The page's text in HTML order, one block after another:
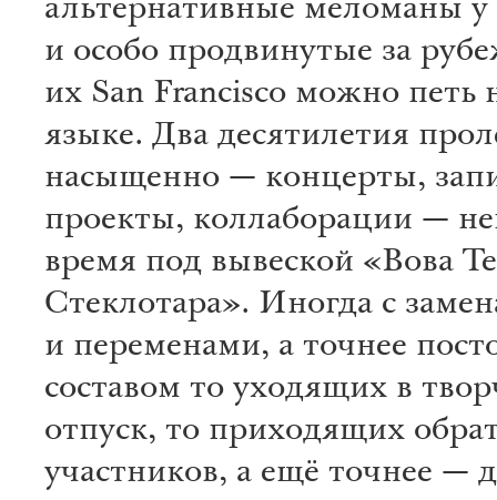
альтернативные меломаны у
и особо продвинутые за
их San Francisco можно петь
языке. Два десятилетия
насыщенно — концерты,
проекты, коллаборации —
время под вывеской «Вова
Стеклотара». Иногда с
и переменами, а точнее
составом то уходящих в
отпуск, то приходящих
участников, а ещё точнее —